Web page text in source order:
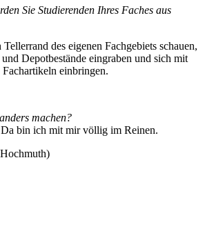
Sie Studierenden Ihres Faches aus
des eigenen Fachgebiets schauen,
Depotbestände eingraben und sich mit
einbringen.
machen?
bin ich mit mir völlig im Reinen.